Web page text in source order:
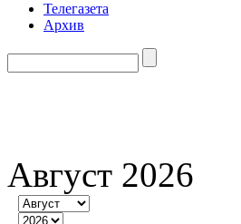
Телегазета
Архив
Август 2026